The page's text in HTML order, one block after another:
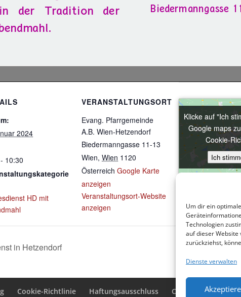
Um dir ein
Technologien
auf dieser
zurückziehst,
Dienste verwalten
2024
10:30
HD mit
VERANSTALTUNGSORT
Evang. Pfarrgemeinde
A.B. Wien-Hetzendorf
Biedermanngasse 11-13
Wien, Wien 1120
Österreich Google Karte
anzeigen
Veranstaltungsort-Website
anzeigen
Klicke auf "Ich
Google maps
Cookie-
Ich
Klicke auf "Ich
Google maps
Cookie-
Ich
in Hetzendorf
Cookie-Richtlinie Haftungsausschluss Cookie-Richtlinie